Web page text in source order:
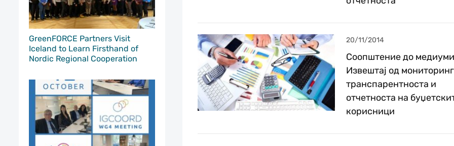
GreenFORCE Partners Visit
Iceland to Learn Firsthand of
Nordic Regional Cooperation
20/11/2014
Соопштение до
Извештај од
транспарентноста и
отчетноста на
корисници